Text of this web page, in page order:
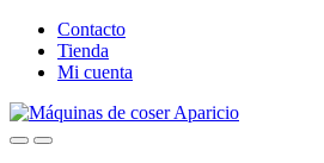
Skip
navigation
Skip
content
Contacto
Tienda
Mi cuenta
OpenClose